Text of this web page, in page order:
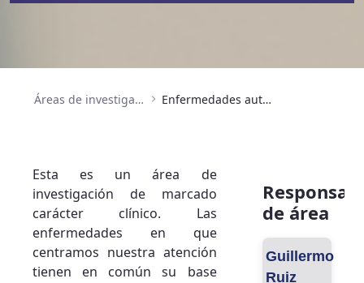
Áreas de investigación Enfermedades autoinmunes, inflamatorias e infecciosas
Esta es un área de
investigación de marcado
carácter clínico. Las
enfermedades en que
centramos nuestra atención
tienen en común su base
de área
Guillermo
Ruiz